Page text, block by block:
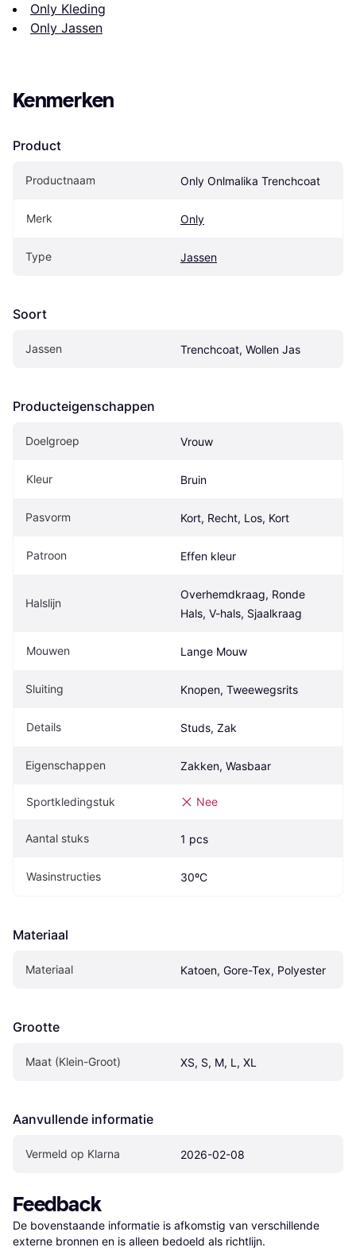
Only Kleding
Only Jassen
Kenmerken
Product
Productnaam Only Onlmalika Trenchcoat
Merk Only
Type Jassen
Soort
Jassen Trenchcoat, Wollen Jas
Producteigenschappen
Doelgroep Vrouw
Kleur Bruin
Pasvorm Kort, Recht, Los, Kort
Patroon Effen kleur
Halslijn
Overhemdkraag, Ronde
Hals, V-hals, Sjaalkraag
Mouwen Lange Mouw
Sluiting Knopen, Tweewegsrits
Details Studs, Zak
Eigenschappen Zakken, Wasbaar
Sportkledingstuk Nee
Aantal stuks 1 pcs
Wasinstructies 30ºC
Materiaal
Materiaal Katoen, Gore-Tex, Polyester
Grootte
Maat (Klein-Groot) XS, S, M, L, XL
Aanvullende informatie
Vermeld op Klarna 2026-02-08
Feedback
De bovenstaande informatie is afkomstig van verschillende
externe bronnen en is alleen bedoeld als richtlijn.